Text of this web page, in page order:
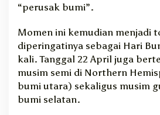
“perusak bumi”.
Momen ini kemudian menjadi
diperingatinya sebagai Hari
kali. Tanggal 22 April juga
musim semi di Northern
bumi utara) sekaligus musim
bumi selatan.